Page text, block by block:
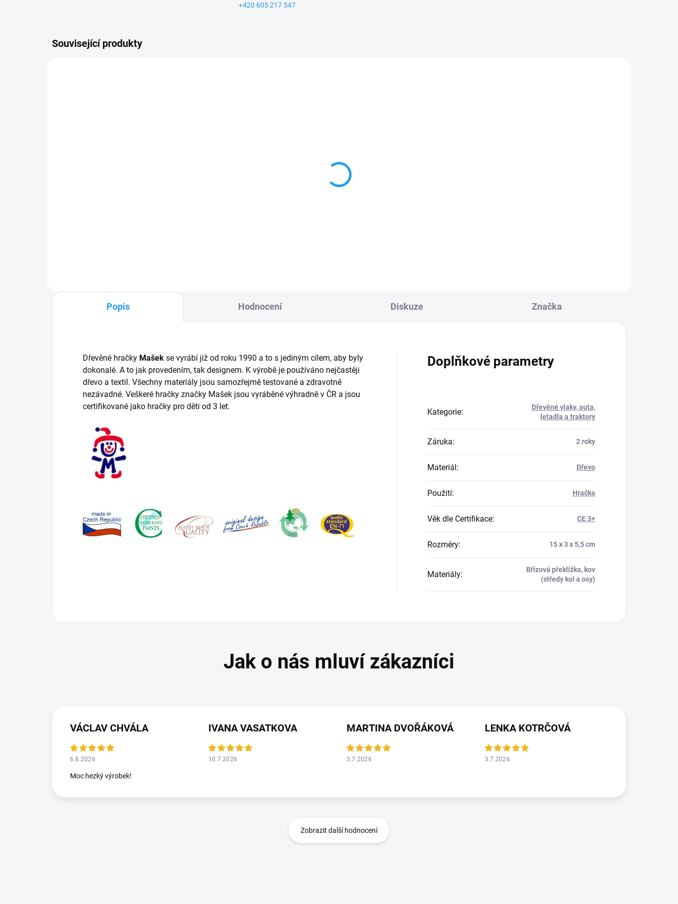
+420 605 217 547
Související produkty
Popis Hodnocení Diskuze Značka
Dřevěné hračky Mašek se vyrábí již od roku 1990 a to s jediným cílem, aby byly
dokonalé. A to jak provedením, tak designem. K výrobě je používáno nejčastěji
dřevo a textil. Všechny materiály jsou samozřejmě testované a zdravotně
nezávadné. Veškeré hračky značky Mašek jsou vyráběné výhradně v ČR a jsou
certifikované jako hračky pro děti od 3 let.
Doplňkové parametry
Kategorie:
Dřevěné vlaky, auta,
letadla a traktory
Záruka: 2 roky
Materiál: Dřevo
Použití: Hračka
Věk dle Certifikace: CE 3+
Rozměry: 15 x 3 x 5,5 cm
Materiály:
Břízová překližka, kov
(středy kol a osy)
VÁCLAV CHVÁLA
6.8.2026
Moc hezký výrobek!
IVANA VASATKOVA
10.7.2026
MARTINA DVOŘÁKOVÁ
3.7.2026
LENKA KOTRČOVÁ
3.7.2026
Zobrazit další hodnocení